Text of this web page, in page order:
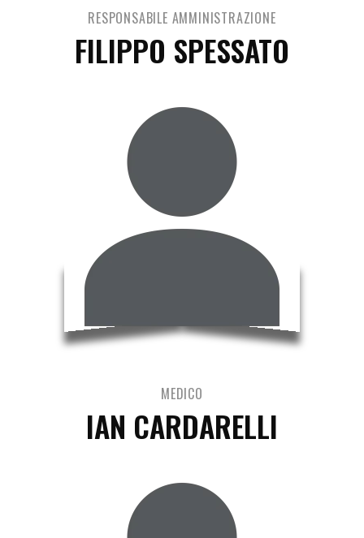
RESPONSABILE AMMINISTRAZIONE
FILIPPO SPESSATO
MEDICO
IAN CARDARELLI